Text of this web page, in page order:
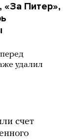
Питер»,
удалил
счет